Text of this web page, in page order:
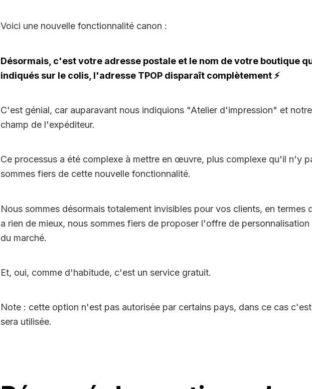
Voici une nouvelle fonctionnalité canon :
Désormais, c'est votre adresse postale et le nom de votre boutique
indiqués sur le colis, l'adresse TPOP disparaît complètement ⚡️
C'est génial, car auparavant nous indiquions "Atelier d'impression" et
champ de l'expéditeur.
Ce processus a été complexe à mettre en œuvre, plus complexe qu'il n'y
sommes fiers de cette nouvelle fonctionnalité.
Nous sommes désormais totalement invisibles pour vos clients, en termes
a rien de mieux, nous sommes fiers de proposer l'offre de
du marché.
Et, oui, comme d'habitude, c'est un service gratuit.
Note : cette option n'est pas autorisée par certains pays, dans ce cas
sera utilisée.